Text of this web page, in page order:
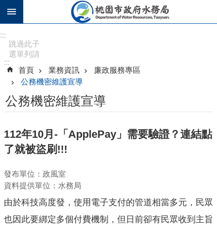
跳到主要內容區塊
階
搜
尋
訊
公
告
識
水
務
機
:::
跳過此子
選單列請
[Enter]，
繼續則按
[Tab]
:::
首頁
業務資訊
廉政服務專區
公務機密維護宣導
公務機密維護宣導
112年10月-「ApplePay」需要驗證？連結點
了就被盜刷!!!
發布單位：政風室
資料提供單位：水務局
由於科技高度發，使用電子支付的管道相當多元，民眾
也因此要綁定多個付費機制，但日前卻有民眾收到主旨